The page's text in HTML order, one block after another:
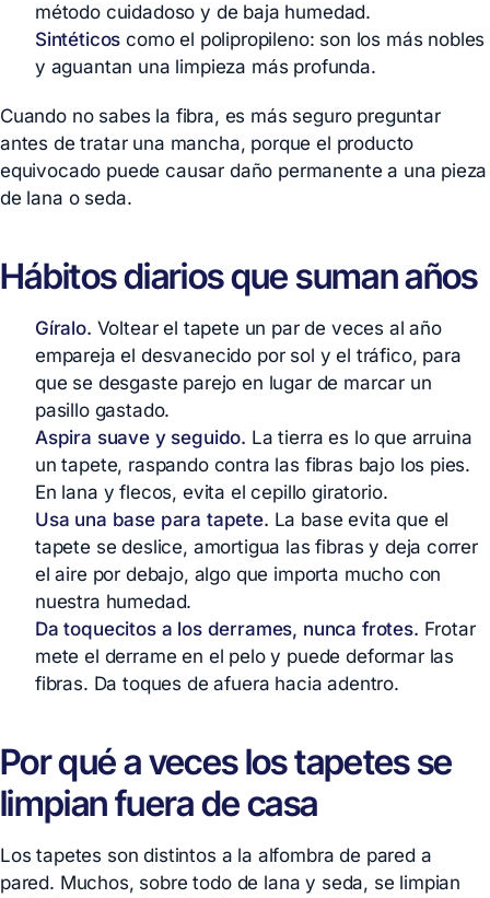
método cuidadoso y de baja humedad.
Sintéticos como el polipropileno: son los más nobles
y aguantan una limpieza más profunda.
Cuando no sabes la fibra, es más seguro preguntar
antes de tratar una mancha, porque el producto
equivocado puede causar daño permanente a una pieza
de lana o seda.
Hábitos diarios que suman años
Gíralo. Voltear el tapete un par de veces al año
empareja el desvanecido por sol y el tráfico, para
que se desgaste parejo en lugar de marcar un
pasillo gastado.
Aspira suave y seguido. La tierra es lo que arruina
un tapete, raspando contra las fibras bajo los pies.
En lana y flecos, evita el cepillo giratorio.
Usa una base para tapete. La base evita que el
tapete se deslice, amortigua las fibras y deja correr
el aire por debajo, algo que importa mucho con
nuestra humedad.
Da toquecitos a los derrames, nunca frotes. Frotar
mete el derrame en el pelo y puede deformar las
fibras. Da toques de afuera hacia adentro.
Por qué a veces los tapetes se
limpian fuera de casa
Los tapetes son distintos a la alfombra de pared a
pared. Muchos, sobre todo de lana y seda, se limpian